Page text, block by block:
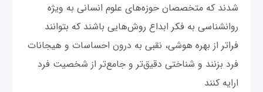
شدند که متخصصان حوزه‌های علوم انسانی به ویژه
روانشناسی به فکر ابداع روش‌هایی باشند که بتوانند
فراتر از بهره هوشی، نقبی به درون احساسات و هیجانات
فرد بزنند و شناختی دقیق‌تر و جامع‌تر از شخصیت فرد
ارایه کنند